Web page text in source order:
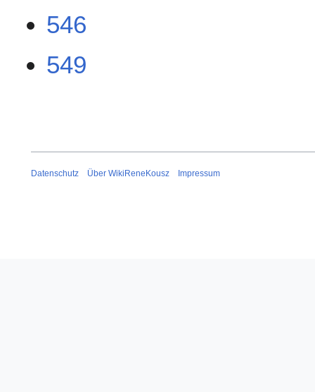
546
549
Datenschutz Über WikiReneKousz Impressum